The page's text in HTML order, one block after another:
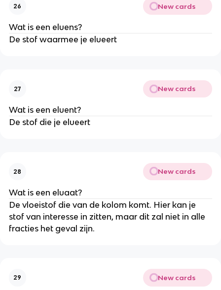
26 New cards
Wat is een eluens?
De stof waarmee je elueert
27 New cards
Wat is een eluent?
De stof die je elueert
28 New cards
Wat is een eluaat?
De vloeistof die van de kolom komt. Hier kan je
stof van interesse in zitten, maar dit zal niet in alle
fracties het geval zijn.
29 New cards